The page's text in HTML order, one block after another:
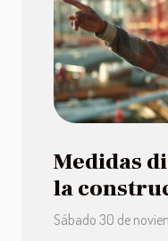
Medidas
la
Sábado 30 de